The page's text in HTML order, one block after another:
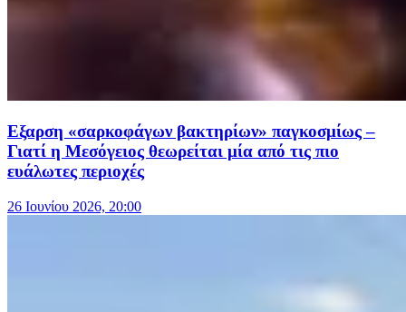
Eξαρση «σαρκοφάγων βακτηρίων» παγκοσμίως –
Γιατί η Mεσόγειος θεωρείται μία από τις πιο
ευάλωτες περιοχές
26 Ιουνίου 2026, 20:00